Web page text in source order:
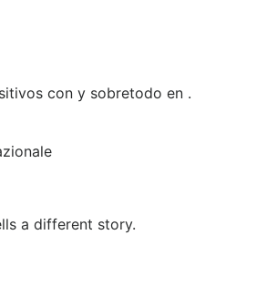
con y sobretodo en .
a different story.